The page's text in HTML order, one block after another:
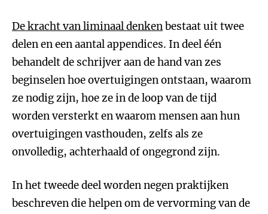
De kracht van liminaal denkenbestaat uit twee
delen en een aantal appendices. In deel één
behandelt de schrijver aan de hand van zes
beginselen hoe overtuigingen ontstaan, waarom
ze nodig zijn, hoe ze in de loop van de tijd
worden versterkt en waarom mensen aan hun
overtuigingen vasthouden, zelfs als ze
onvolledig, achterhaald of ongegrond zijn.
In het tweede deel worden negen praktijken
beschreven die helpen om de vervorming van de